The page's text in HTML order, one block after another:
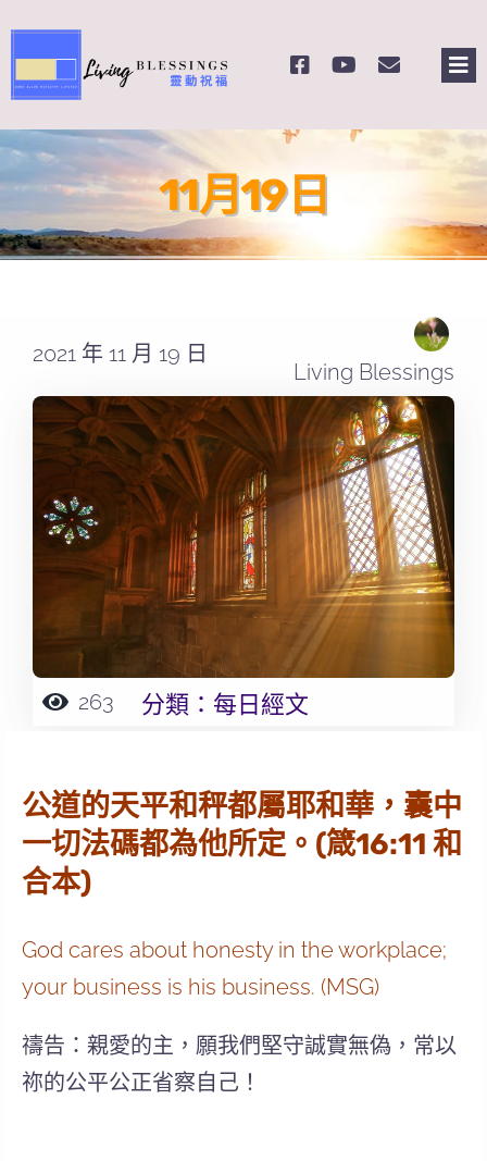
to
content
關於我們
奉獻支持
Search
for:
11月19日
2021 年 11 月 19 日
Living Blessings
263 分類： 每日經文
公道的天平和秤都屬耶和華，囊中
一切法碼都為他所定。(箴16:11 和
合本)
God cares about honesty in the workplace;
your business is his business. (MSG)
禱告：親愛的主，願我們堅守誠實無偽，常以
祢的公平公正省察自己！